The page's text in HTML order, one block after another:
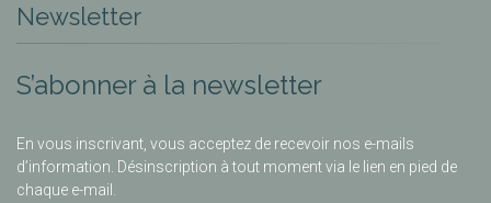
Newsletter
S’abonner à la newsletter
En vous inscrivant, vous acceptez de recevoir nos e-mails
d’information. Désinscription à tout moment via le lien en pied de
chaque e-mail.